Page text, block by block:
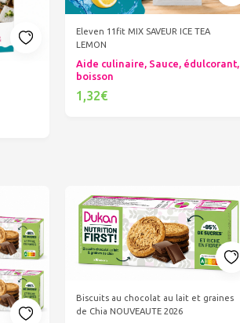
Eleven 11fit MIX SAVEUR ICE TEA
LEMON
Aide culinaire, Sauce, édulcorant,
boisson
1,32€
Biscuits au chocolat au lait et graines
de Chia NOUVEAUTE 2026